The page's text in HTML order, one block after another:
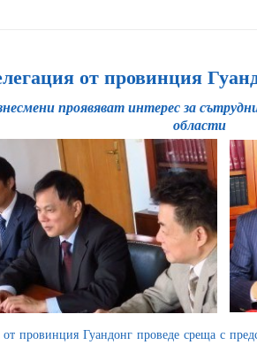
от провинция
проявяват интерес за
области
от провинция Гуандонг проведе среща с